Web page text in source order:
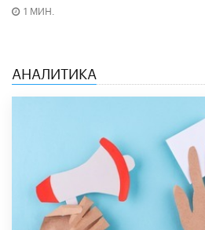
1 МИН.
АНАЛИТИКА